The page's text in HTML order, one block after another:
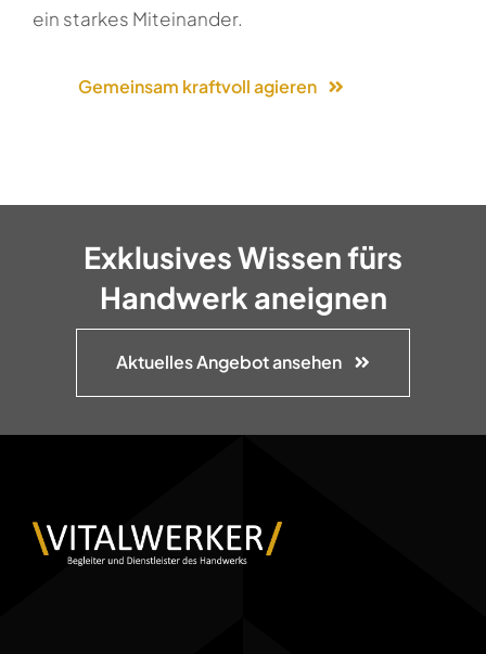
ein starkes Miteinander.
Gemeinsam kraftvoll agieren
Exklusives Wissen fürs
Handwerk aneignen
Aktuelles Angebot ansehen